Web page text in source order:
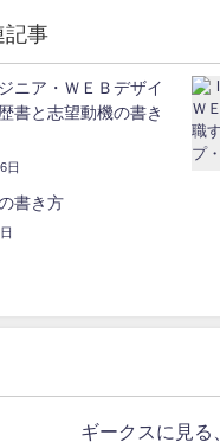
記事
ニア・ＷＥＢデザイ
書と志望動機の書き
日
書き方
ギークスに見る